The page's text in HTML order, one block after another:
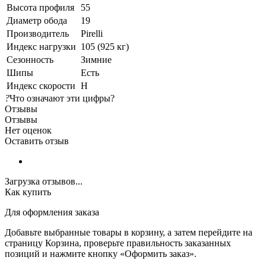
Высота профиля
55
Диаметр обода
19
Производитель
Pirelli
Индекс нагрузки 105 (925 кг)
Сезонность
Зимние
Шипы
Есть
Индекс скорости H
?Что означают эти цифры?
Отзывы
Отзывы
Нет оценок
Оставить отзыв
Загрузка отзывов...
Как купить
Для оформления заказа
Добавьте выбранные товары в корзину, а затем перейдите на
страницу Корзина, проверьте правильность заказанных
позиций и нажмите кнопку «Оформить заказ».